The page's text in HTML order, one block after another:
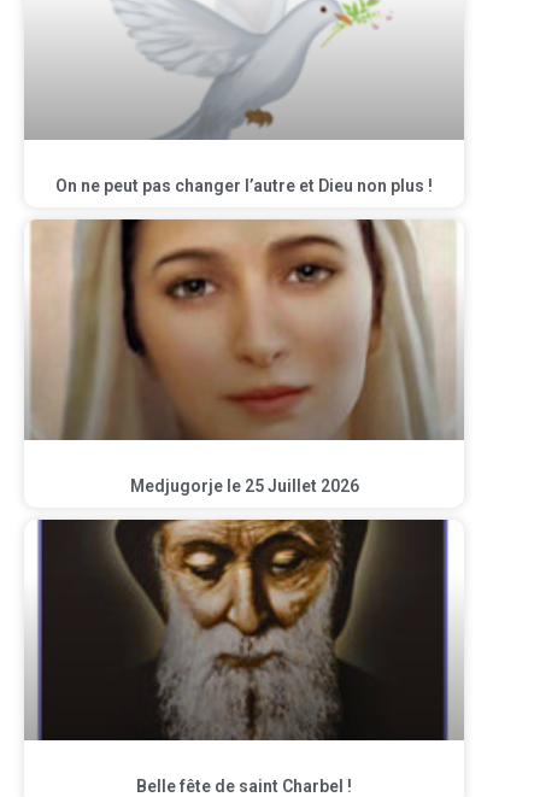
On ne peut pas changer l’autre et Dieu non plus !
Medjugorje le 25 Juillet 2026
Belle fête de saint Charbel !